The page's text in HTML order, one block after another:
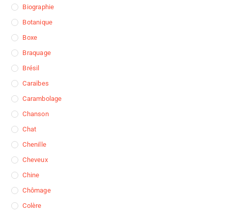
Biographie
Botanique
Boxe
Braquage
Brésil
Caraïbes
Carambolage
Chanson
Chat
Chenille
Cheveux
Chine
Chômage
Colère